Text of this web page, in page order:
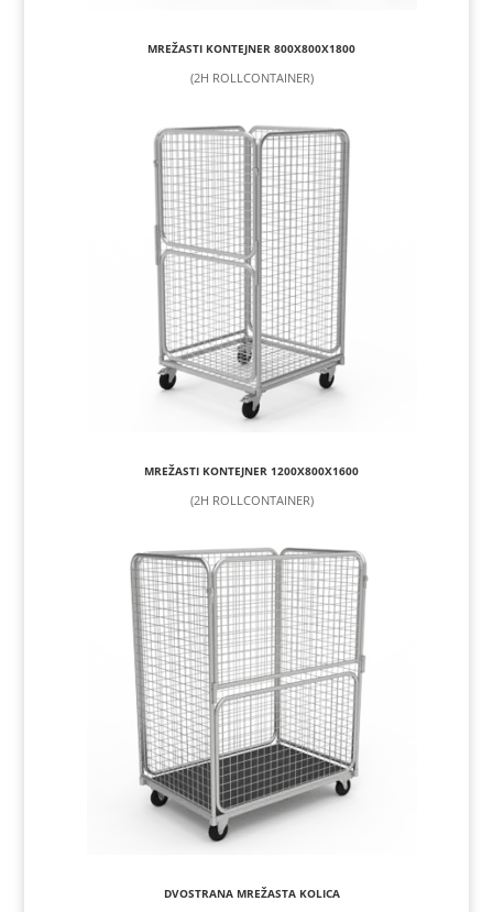
MREŽASTI KONTEJNER 800X800X1800
(2H ROLLCONTAINER)
MREŽASTI KONTEJNER 1200X800X1600
(2H ROLLCONTAINER)
DVOSTRANA MREŽASTA KOLICA